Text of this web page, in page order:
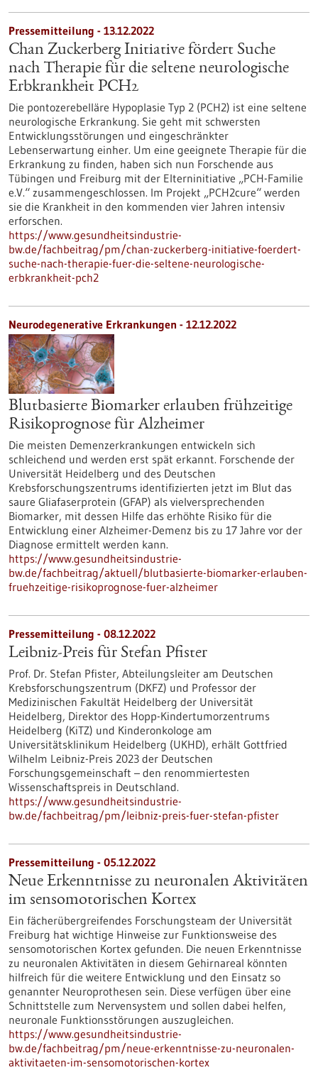
Pressemitteilung - 13.12.2022
Chan Zuckerberg Initiative fördert Suche
nach Therapie für die seltene neurologische
Erbkrankheit PCH2
Die pontozerebelläre Hypoplasie Typ 2 (PCH2) ist eine seltene
neurologische Erkrankung. Sie geht mit schwersten
Entwicklungsstörungen und eingeschränkter
Lebenserwartung einher. Um eine geeignete Therapie für die
Erkrankung zu finden, haben sich nun Forschende aus
Tübingen und Freiburg mit der Elterninitiative „PCH-Familie
e.V.“ zusammengeschlossen. Im Projekt „PCH2cure“ werden
sie die Krankheit in den kommenden vier Jahren intensiv
erforschen.
https://www.gesundheitsindustrie-
bw.de/fachbeitrag/pm/chan-zuckerberg-initiative-foerdert-
suche-nach-therapie-fuer-die-seltene-neurologische-
erbkrankheit-pch2
Neurodegenerative Erkrankungen - 12.12.2022
Blutbasierte Biomarker erlauben frühzeitige
Risikoprognose für Alzheimer
Die meisten Demenzerkrankungen entwickeln sich
schleichend und werden erst spät erkannt. Forschende der
Universität Heidelberg und des Deutschen
Krebsforschungszentrums identifizierten jetzt im Blut das
saure Gliafaserprotein (GFAP) als vielversprechenden
Biomarker, mit dessen Hilfe das erhöhte Risiko für die
Entwicklung einer Alzheimer-Demenz bis zu 17 Jahre vor der
Diagnose ermittelt werden kann.
https://www.gesundheitsindustrie-
bw.de/fachbeitrag/aktuell/blutbasierte-biomarker-erlauben-
fruehzeitige-risikoprognose-fuer-alzheimer
Pressemitteilung - 08.12.2022
Leibniz-Preis für Stefan Pfister
Prof. Dr. Stefan Pfister, Abteilungsleiter am Deutschen
Krebsforschungszentrum (DKFZ) und Professor der
Medizinischen Fakultät Heidelberg der Universität
Heidelberg, Direktor des Hopp-Kindertumorzentrums
Heidelberg (KiTZ) und Kinderonkologe am
Universitätsklinikum Heidelberg (UKHD), erhält Gottfried
Wilhelm Leibniz-Preis 2023 der Deutschen
Forschungsgemeinschaft – den renommiertesten
Wissenschaftspreis in Deutschland.
https://www.gesundheitsindustrie-
bw.de/fachbeitrag/pm/leibniz-preis-fuer-stefan-pfister
Pressemitteilung - 05.12.2022
Neue Erkenntnisse zu neuronalen Aktivitäten
im sensomotorischen Kortex
Ein fächerübergreifendes Forschungsteam der Universität
Freiburg hat wichtige Hinweise zur Funktionsweise des
sensomotorischen Kortex gefunden. Die neuen Erkenntnisse
zu neuronalen Aktivitäten in diesem Gehirnareal könnten
hilfreich für die weitere Entwicklung und den Einsatz so
genannter Neuroprothesen sein. Diese verfügen über eine
Schnittstelle zum Nervensystem und sollen dabei helfen,
neuronale Funktionsstörungen auszugleichen.
https://www.gesundheitsindustrie-
bw.de/fachbeitrag/pm/neue-erkenntnisse-zu-neuronalen-
aktivitaeten-im-sensomotorischen-kortex